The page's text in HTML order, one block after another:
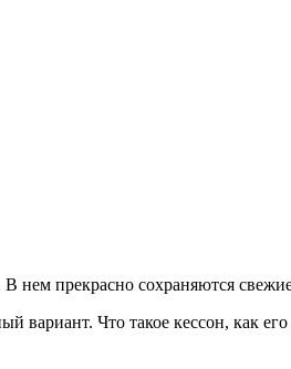
В нем прекрасно сохраняются
Что такое кессон, как